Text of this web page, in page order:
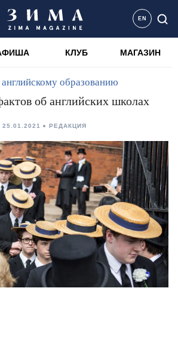
EN
КЛУБ МАГАЗИН
образованию
об английских школах
25.01.2021 РЕДАКЦИЯ